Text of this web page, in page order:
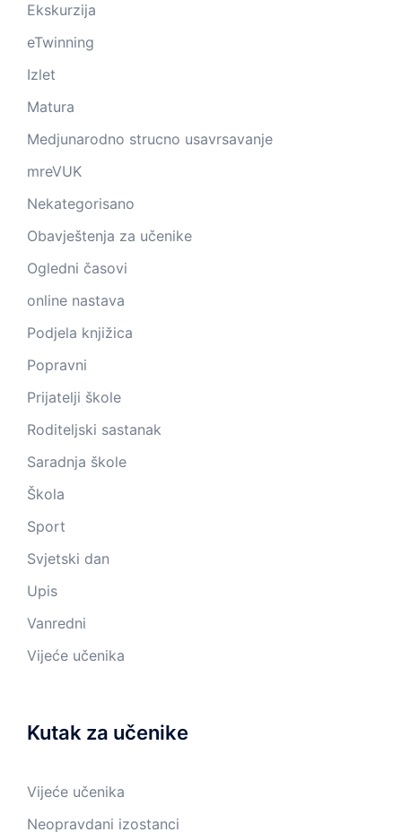
Ekskurzija
eTwinning
Izlet
Matura
Medjunarodno strucno usavrsavanje
mreVUK
Nekategorisano
Obavještenja za učenike
Ogledni časovi
online nastava
Podjela knjižica
Popravni
Prijatelji škole
Roditeljski sastanak
Saradnja škole
Škola
Sport
Svjetski dan
Upis
Vanredni
Vijeće učenika
Kutak za učenike
Vijeće učenika
Neopravdani izostanci